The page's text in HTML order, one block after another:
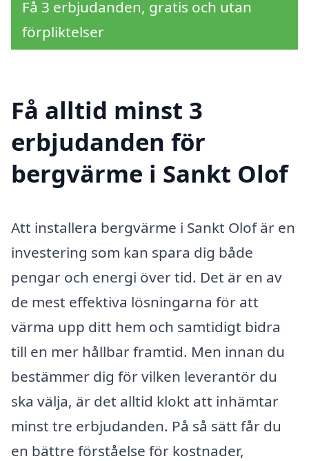
Få 3 erbjudanden, gratis och utan
förpliktelser
Få alltid minst 3
erbjudanden för
bergvärme i Sankt Olof
Att installera bergvärme i Sankt Olof är en
investering som kan spara dig både
pengar och energi över tid. Det är en av
de mest effektiva lösningarna för att
värma upp ditt hem och samtidigt bidra
till en mer hållbar framtid. Men innan du
bestämmer dig för vilken leverantör du
ska välja, är det alltid klokt att inhämtar
minst tre erbjudanden. På så sätt får du
en bättre förståelse för kostnader,